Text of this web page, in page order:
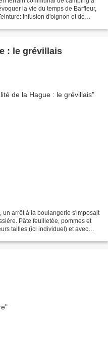
la vie du temps de Barfleur,
Infusion d'oignon et de
: le grévillais
un arrêt à la boulangerie s'imposait
Pâte feuilletée, pommes et
tailles (ici individuel) et avec